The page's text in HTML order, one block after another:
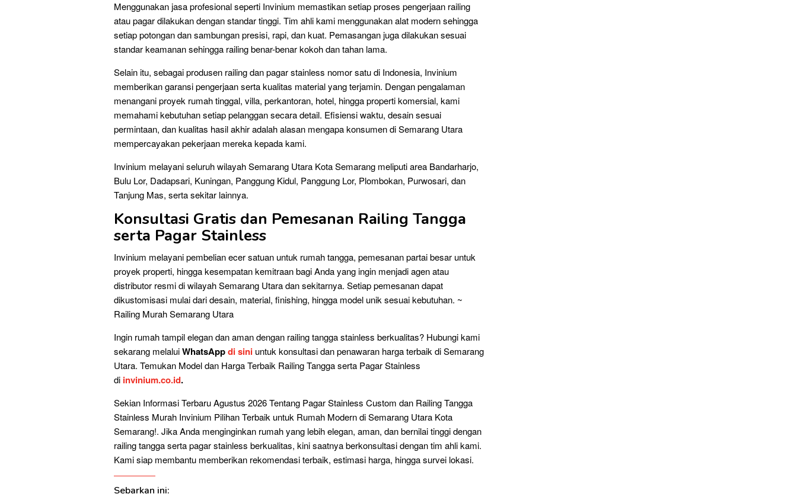
Menggunakan jasa profesional seperti Invinium memastikan setiap proses pengerjaan railing
atau pagar dilakukan dengan standar tinggi. Tim ahli kami menggunakan alat modern sehingga
setiap potongan dan sambungan presisi, rapi, dan kuat. Pemasangan juga dilakukan sesuai
standar keamanan sehingga railing benar-benar kokoh dan tahan lama.
Selain itu, sebagai produsen railing dan pagar stainless nomor satu di Indonesia, Invinium
memberikan garansi pengerjaan serta kualitas material yang terjamin. Dengan pengalaman
menangani proyek rumah tinggal, villa, perkantoran, hotel, hingga properti komersial, kami
memahami kebutuhan setiap pelanggan secara detail. Efisiensi waktu, desain sesuai
permintaan, dan kualitas hasil akhir adalah alasan mengapa konsumen di Semarang Utara
mempercayakan pekerjaan mereka kepada kami.
Invinium melayani seluruh wilayah Semarang Utara Kota Semarang meliputi area Bandarharjo,
Bulu Lor, Dadapsari, Kuningan, Panggung Kidul, Panggung Lor, Plombokan, Purwosari, dan
Tanjung Mas, serta sekitar lainnya.
Konsultasi Gratis dan Pemesanan Railing Tangga
serta Pagar Stainless
Invinium melayani pembelian ecer satuan untuk rumah tangga, pemesanan partai besar untuk
proyek properti, hingga kesempatan kemitraan bagi Anda yang ingin menjadi agen atau
distributor resmi di wilayah Semarang Utara dan sekitarnya. Setiap pemesanan dapat
dikustomisasi mulai dari desain, material, finishing, hingga model unik sesuai kebutuhan. ~
Railing Murah Semarang Utara
Ingin rumah tampil elegan dan aman dengan railing tangga stainless berkualitas? Hubungi kami
sekarang melaluiWhatsAppdi sini untuk konsultasi dan penawaran harga terbaik di Semarang
Utara. Temukan Model dan Harga Terbaik Railing Tangga serta Pagar Stainless
di invinium.co.id.
Sekian Informasi Terbaru Agustus 2026 Tentang Pagar Stainless Custom dan Railing Tangga
Stainless Murah Invinium Pilihan Terbaik untuk Rumah Modern di Semarang Utara Kota
Semarang!. Jika Anda menginginkan rumah yang lebih elegan, aman, dan bernilai tinggi dengan
railing tangga serta pagar stainless berkualitas, kini saatnya berkonsultasi dengan tim ahli kami.
Kami siap membantu memberikan rekomendasi terbaik, estimasi harga, hingga survei lokasi.
Sebarkan ini: